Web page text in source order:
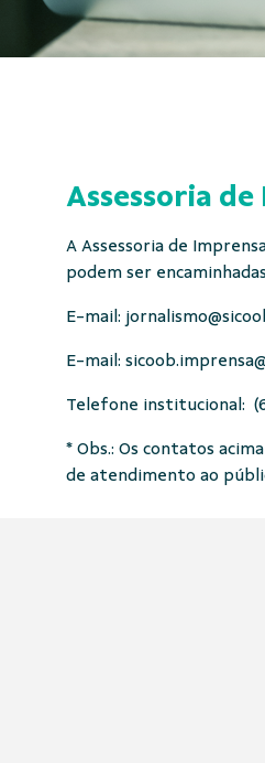
Assessoria
A Assessoria de
podem ser
E-mail:
E-mail:
Telefone institucional:
* Obs.: Os contatos
de atendimento ao